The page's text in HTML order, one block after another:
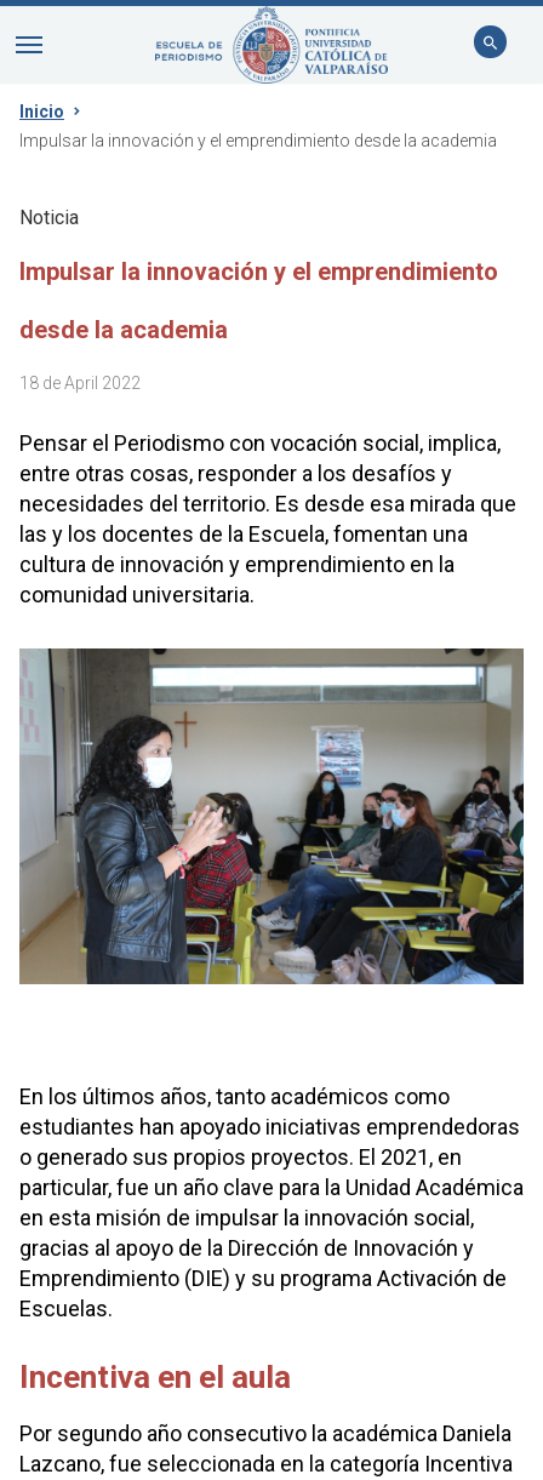
Inicio
Impulsar la innovación y el emprendimiento desde la academia
Noticia
Impulsar la innovación y el emprendimiento
desde la academia
18 de April 2022
Pensar el Periodismo con vocación social, implica,
entre otras cosas, responder a los desafíos y
necesidades del territorio. Es desde esa mirada que
las y los docentes de la Escuela, fomentan una
cultura de innovación y emprendimiento en la
comunidad universitaria.
En los últimos años, tanto académicos como
estudiantes han apoyado iniciativas emprendedoras
o generado sus propios proyectos. El 2021, en
particular, fue un año clave para la Unidad Académica
en esta misión de impulsar la innovación social,
gracias al apoyo de la Dirección de Innovación y
Emprendimiento (DIE) y su programa Activación de
Escuelas.
Incentiva en el aula
Por segundo año consecutivo la académica Daniela
Lazcano, fue seleccionada en la categoría Incentiva